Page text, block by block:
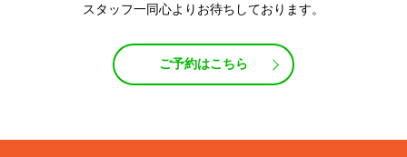
スタッフ一同心よりお待ちしております。
ご予約はこちら